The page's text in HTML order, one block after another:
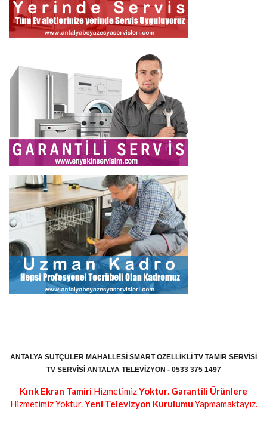
ANTALYA SÜTÇÜLER MAHALLESI SMART ÖZELLIKLI TV TAMIR SERVISI
TV SERVISI ANTALYA TELEVIZYON - 0533 375 1497
Kırık Ekran Tamiri HizmetimizYoktur. Garantili Ürünlere
Hizmetimiz Yoktur.Yeni Televizyon Kurulumu Yapmamaktayız.